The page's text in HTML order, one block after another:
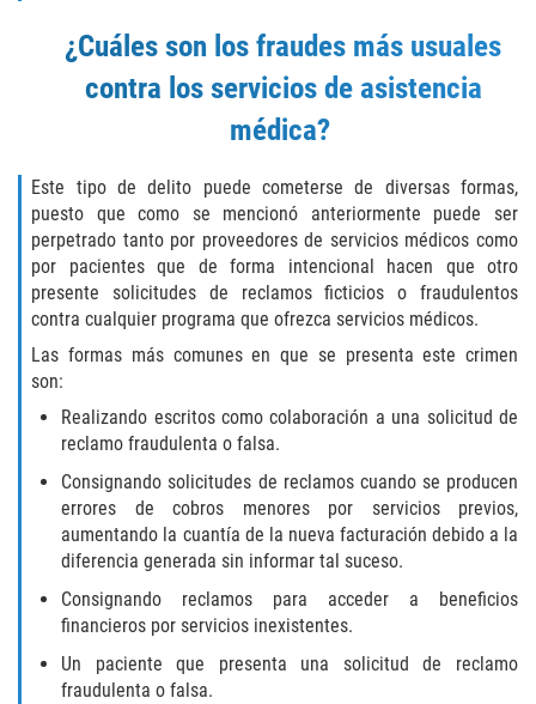
Audiencias de Transferencia
Delitos por los cuales un menor
puede ser juzgado como adulto
Derechos de los padres en casos de
menores de edad
Desviación Informal Juvenil
División de Justicia Juvenil
Libertad Condicional para Menores
Petición Aceptada
Proyecto de Ley del Senado 439
Sello de Registros Juveniles
Tribunal de Delincuencia Juvenil
¿Cuáles son los fraudes más usuales
contra los servicios de asistencia
médica?
Este tipo de delito puede cometerse de diversas formas,
puesto que como se mencionó anteriormente puede ser
perpetrado tanto por proveedores de servicios médicos como
por pacientes que de forma intencional hacen que otro
presente solicitudes de reclamos ficticios o fraudulentos
contra cualquier programa que ofrezca servicios médicos.
Las formas más comunes en que se presenta este crimen
son:
Realizando escritos como colaboración a una solicitud de
reclamo fraudulenta o falsa.
Consignando solicitudes de reclamos cuando se producen
errores de cobros menores por servicios previos,
aumentando la cuantía de la nueva facturación debido a la
diferencia generada sin informar tal suceso.
Consignando reclamos para acceder a beneficios
financieros por servicios inexistentes.
Un paciente que presenta una solicitud de reclamo
fraudulenta o falsa.